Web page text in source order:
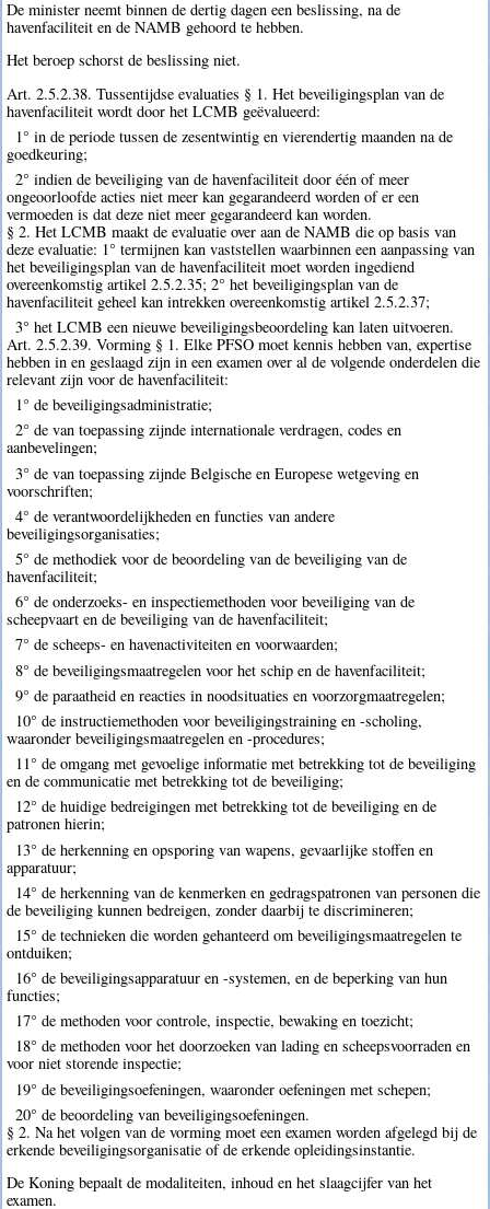
De minister neemt binnen de dertig dagen een beslissing, na de
havenfaciliteit en de NAMB gehoord te hebben.
Het beroep schorst de beslissing niet.
Art. 2.5.2.38. Tussentijdse evaluaties § 1. Het beveiligingsplan van de
havenfaciliteit wordt door het LCMB geëvalueerd:
1° in de periode tussen de zesentwintig en vierendertig maanden na de
goedkeuring;
2° indien de beveiliging van de havenfaciliteit door één of meer
ongeoorloofde acties niet meer kan gegarandeerd worden of er een
vermoeden is dat deze niet meer gegarandeerd kan worden.
§ 2. Het LCMB maakt de evaluatie over aan de NAMB die op basis van
deze evaluatie: 1° termijnen kan vaststellen waarbinnen een aanpassing van
het beveiligingsplan van de havenfaciliteit moet worden ingediend
overeenkomstig artikel 2.5.2.35; 2° het beveiligingsplan van de
havenfaciliteit geheel kan intrekken overeenkomstig artikel 2.5.2.37;
3° het LCMB een nieuwe beveiligingsbeoordeling kan laten uitvoeren.
Art. 2.5.2.39. Vorming § 1. Elke PFSO moet kennis hebben van, expertise
hebben in en geslaagd zijn in een examen over al de volgende onderdelen die
relevant zijn voor de havenfaciliteit:
1° de beveiligingsadministratie;
2° de van toepassing zijnde internationale verdragen, codes en
aanbevelingen;
3° de van toepassing zijnde Belgische en Europese wetgeving en
voorschriften;
4° de verantwoordelijkheden en functies van andere
beveiligingsorganisaties;
5° de methodiek voor de beoordeling van de beveiliging van de
havenfaciliteit;
6° de onderzoeks- en inspectiemethoden voor beveiliging van de
scheepvaart en de beveiliging van de havenfaciliteit;
7° de scheeps- en havenactiviteiten en voorwaarden;
8° de beveiligingsmaatregelen voor het schip en de havenfaciliteit;
9° de paraatheid en reacties in noodsituaties en voorzorgmaatregelen;
10° de instructiemethoden voor beveiligingstraining en -scholing,
waaronder beveiligingsmaatregelen en -procedures;
11° de omgang met gevoelige informatie met betrekking tot de beveiliging
en de communicatie met betrekking tot de beveiliging;
12° de huidige bedreigingen met betrekking tot de beveiliging en de
patronen hierin;
13° de herkenning en opsporing van wapens, gevaarlijke stoffen en
apparatuur;
14° de herkenning van de kenmerken en gedragspatronen van personen die
de beveiliging kunnen bedreigen, zonder daarbij te discrimineren;
15° de technieken die worden gehanteerd om beveiligingsmaatregelen te
ontduiken;
16° de beveiligingsapparatuur en -systemen, en de beperking van hun
functies;
17° de methoden voor controle, inspectie, bewaking en toezicht;
18° de methoden voor het doorzoeken van lading en scheepsvoorraden en
voor niet storende inspectie;
19° de beveiligingsoefeningen, waaronder oefeningen met schepen;
20° de beoordeling van beveiligingsoefeningen.
§ 2. Na het volgen van de vorming moet een examen worden afgelegd bij de
erkende beveiligingsorganisatie of de erkende opleidingsinstantie.
De Koning bepaalt de modaliteiten, inhoud en het slaagcijfer van het
examen.